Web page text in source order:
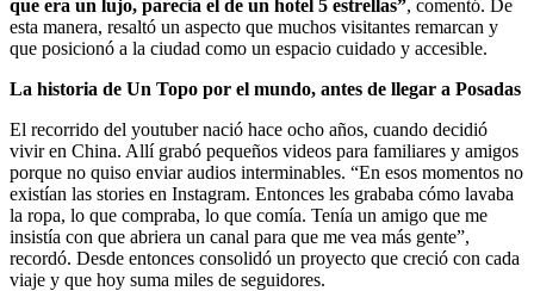
que era un lujo, parecía el de un hotel 5 estrellas”, comentó. De
esta manera, resaltó un aspecto que muchos visitantes remarcan y
que posicionó a la ciudad como un espacio cuidado y accesible.
La historia de Un Topo por el mundo, antes de llegar a Posadas
El recorrido del youtuber nació hace ocho años, cuando decidió
vivir en China. Allí grabó pequeños videos para familiares y amigos
porque no quiso enviar audios interminables. “En esos momentos no
existían las stories en Instagram. Entonces les grababa cómo lavaba
la ropa, lo que compraba, lo que comía. Tenía un amigo que me
insistía con que abriera un canal para que me vea más gente”,
recordó. Desde entonces consolidó un proyecto que creció con cada
viaje y que hoy suma miles de seguidores.